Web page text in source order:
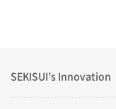
SEKISUI’s Innovation